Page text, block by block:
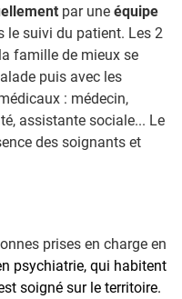
par une équipe
le suivi du patient. Les 2
famille de mieux se
puis avec les
: médecin,
assistante sociale... Le
des soignants et
prises en charge en
psychiatrie, qui habitent
soigné sur le territoire.